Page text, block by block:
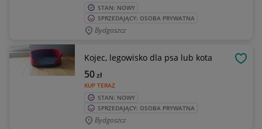
STAN: NOWY
SPRZEDAJĄCY: OSOBA PRYWATNA
Bydgoszcz
Kojec, legowisko dla psa lub kota
KUP TERAZ
50zł
STAN: NOWY
SPRZEDAJĄCY: OSOBA PRYWATNA
Bydgoszcz